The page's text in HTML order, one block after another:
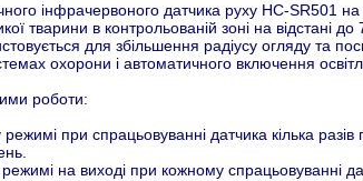
інфрачервоного датчика руху HC-SR501
тварини в контрольованій зоні на відстані
для збільшення радіусу огляду та
охорони і автоматичного включення
роботи:
при спрацьовуванні датчика кілька
на виході при кожному спрацьовуванні